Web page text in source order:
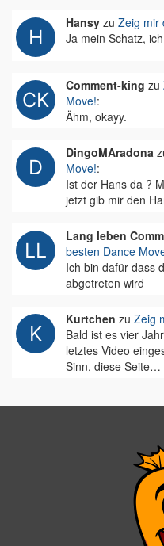
Hansy zu Zeig mir
Ja mein Schatz,
Comment-king zu
Move!:
Ähm, okayy.
DingoMAradona
Move!:
Ist der Hans da ?
jetzt gib mir den
Lang leben
besten Dance
Ich bin dafür dass
abgetreten wird
Kurtchen zu Zeig
Bald ist es vier
letztes Video
Sinn, diese Seite…